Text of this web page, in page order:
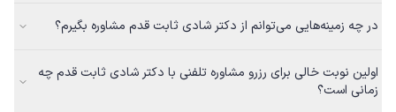
در چه زمینه‌هایی می‌توانم از دکتر شادی ثابت قدم مشاوره بگیرم؟
اولین نوبت خالی برای رزرو مشاوره تلفنی با دکتر شادی ثابت قدم چه
زمانی است؟